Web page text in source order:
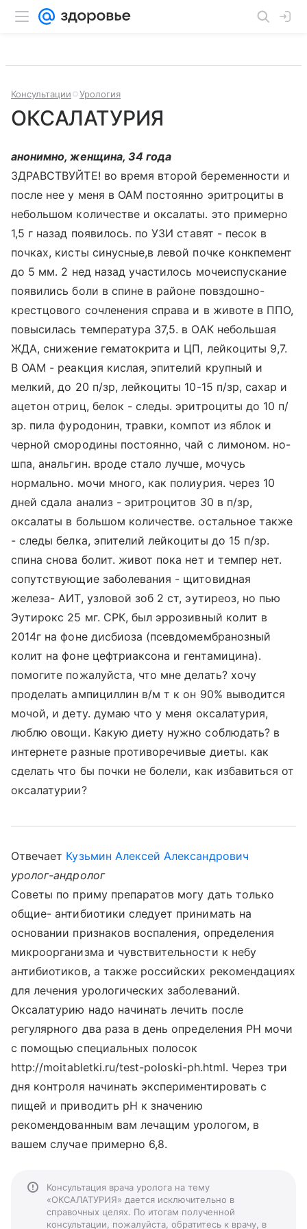
Консультации Урология
ОКСАЛАТУРИЯ
анонимно, женщина, 34 года
ЗДРАВСТВУЙТЕ! во время второй беременности и
после нее у меня в ОАМ постоянно эритроциты в
небольшом количестве и оксалаты. это примерно
1,5 г назад появилось. по УЗИ ставят - песок в
почках, кисты синусные,в левой почке конкпемент
до 5 мм. 2 нед назад участилось мочеиспускание
появились боли в спине в районе повздошно-
крестцового сочленения справа и в животе в ППО,
повысилась температура 37,5. в ОАК небольшая
ЖДА, снижение гематокрита и ЦП, лейкоциты 9,7.
В ОАМ - реакция кислая, эпителий крупный и
мелкий, до 20 п/зр, лейкоциты 10-15 п/зр, сахар и
ацетон отриц, белок - следы. эритроциты до 10 п/
зр. пила фуродонин, травки, компот из яблок и
черной смородины постоянно, чай с лимоном. но-
шпа, анальгин. вроде стало лучше, мочусь
нормально. мочи много, как полиурия. через 10
дней сдала анализ - эритроцитов 30 в п/зр,
оксалаты в большом количестве. остальное также
- следы белка, эпителий лейкоциты до 15 п/зр.
спина снова болит. живот пока нет и темпер нет.
сопутствующие заболевания - щитовидная
железа- АИТ, узловой зоб 2 ст, эутиреоз, но пью
Эутирокс 25 мг. СРК, был эррозивный колит в
2014г на фоне дисбиоза (псевдомембранозный
колит на фоне цефтриаксона и гентамицина).
помогите пожалуйста, что мне делать? хочу
проделать ампициллин в/м т к он 90% выводится
мочой, и дету. думаю что у меня оксалатурия,
люблю овощи. Какую диету нужно соблюдать? в
интернете разные противоречивые диеты. как
сделать что бы почки не болели, как избавиться от
оксалатурии?
Отвечает Кузьмин Алексей Александрович
уролог-андролог
Советы по приму препаратов могу дать только
общие- антибиотики следует принимать на
основании признаков воспаления, определения
микроорганизма и чувствительности к небу
антибиотиков, а также российских рекомендациях
для лечения урологических заболеваний.
Оксалатурию надо начинать лечить после
регулярного два раза в день определения PH мочи
с помощью специальных полосок
http://moitabletki.ru/test-poloski-ph.html. Через три
дня контроля начинать экспериментировать с
пищей и приводить pH к значению
рекомендованным вам лечащим урологом, в
вашем случае примерно 6,8.
Консультация врача уролога на тему
«ОКСАЛАТУРИЯ» дается исключительно в
справочных целях. По итогам полученной
консультации, пожалуйста, обратитесь к врачу, в